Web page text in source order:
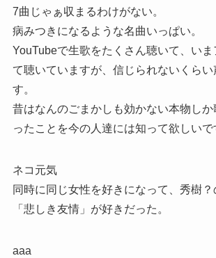
7曲じゃぁ収まるわけがない。
病みつきになるような名曲いっぱい。
YouTubeで生歌をたくさん聴いて、いま
て聴いていますが、信じられないくら
す。
昔はなんのごまかしも効かない本物し
ったことを今の人達には知って欲しいで
ネコ元気
同時に同じ女性を好きになって、秀樹？
「悲しき友情」が好きだった。
aaa